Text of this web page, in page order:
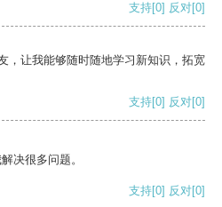
支持[0] 反对[0]
，让我能够随时随地学习新知识，拓宽
支持[0] 反对[0]
决很多问题。
支持[0] 反对[0]